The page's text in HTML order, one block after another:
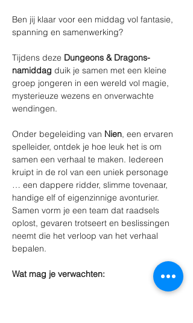
Ben jij klaar voor een middag vol fantasie,
spanning en samenwerking?
Tijdens deze Dungeons & Dragons-
namiddag duik je samen met een kleine
groep jongeren in een wereld vol magie,
mysterieuze wezens en onverwachte
wendingen.
Onder begeleiding van Nien, een ervaren
spelleider, ontdek je hoe leuk het is om
samen een verhaal te maken. Iedereen
kruipt in de rol van een uniek personage
… een dappere ridder, slimme tovenaar,
handige elf of eigenzinnige avonturier.
Samen vorm je een team dat raadsels
oplost, gevaren trotseert en beslissingen
neemt die het verloop van het verhaal
bepalen.
Wat mag je verwachten: